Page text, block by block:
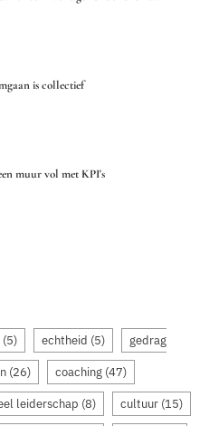
is collectief
muur vol met KPI's
(5) echtheid (5) gedrag
(26) coaching (47)
leiderschap (8) cultuur (15)